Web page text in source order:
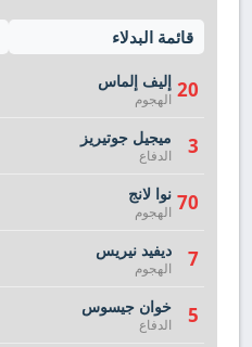
قائمة البدلاء
20 إليف إلماس
الهجوم
3 ميجيل جوتيريز
الدفاع
70 نوا لانج
الهجوم
7 ديفيد نيريس
الهجوم
5 خوان جيسوس
الدفاع